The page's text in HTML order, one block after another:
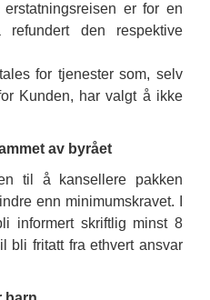
er for en
den respektive
for tjenester som, selv
Kunden, har valgt å ikke
av byrået
til å kansellere pakken
enn minimumskravet. I
informert skriftlig minst 8
bli fritatt fra ethvert ansvar